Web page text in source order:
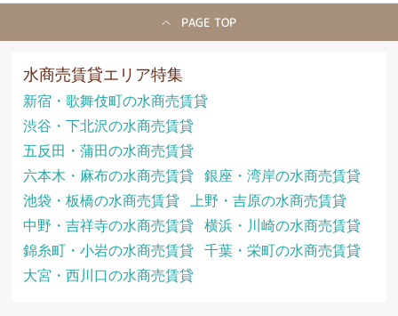
PAGE TOP
水商売賃貸エリア特集
新宿・歌舞伎町の水商売賃貸
渋谷・下北沢の水商売賃貸
五反田・蒲田の水商売賃貸
六本木・麻布の水商売賃貸
銀座・湾岸の水商売賃貸
池袋・板橋の水商売賃貸
上野・吉原の水商売賃貸
中野・吉祥寺の水商売賃貸
横浜・川崎の水商売賃貸
錦糸町・小岩の水商売賃貸
千葉・栄町の水商売賃貸
大宮・西川口の水商売賃貸